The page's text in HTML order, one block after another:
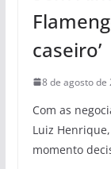
caseiro’
8 de agosto de
Com as
Luiz
momento